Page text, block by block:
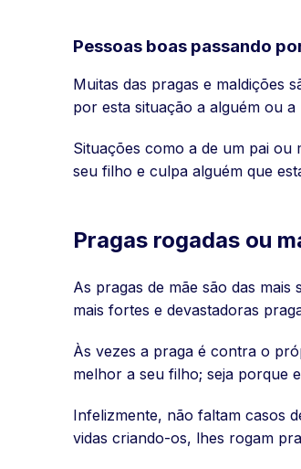
Pessoas boas passando
Muitas das pragas e maldições
por esta situação a alguém ou
Situações como a de um pai ou
seu filho e culpa alguém que
Pragas rogadas ou
As pragas de mãe são das
mais fortes e devastadoras
Às vezes a praga é contra o
melhor a seu filho; seja porque
Infelizmente, não faltam casos
vidas criando-os, lhes rogam